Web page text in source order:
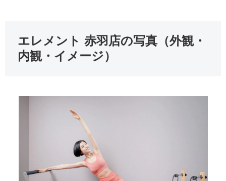
エレメント 赤羽店の写真（外観・
内観・イメージ）